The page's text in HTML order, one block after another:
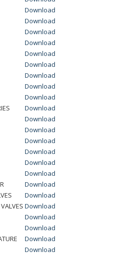
Download
Download
Download
Download
Download
Download
Download
Download
Download
Download
Download
Download
Download
Download
Download
Download
Download
Download
Download
Download
Download
Download
Download